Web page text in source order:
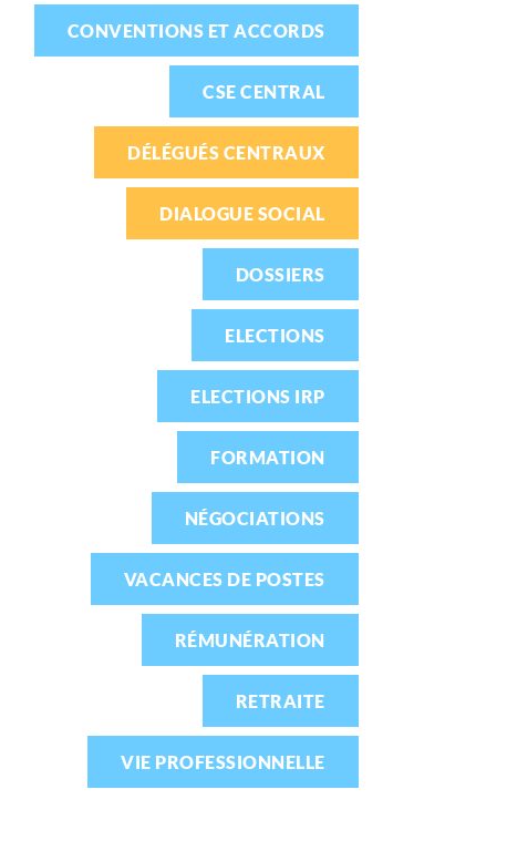
CONVENTIONS ET ACCORDS
CSE CENTRAL
DÉLÉGUÉS CENTRAUX
DIALOGUE SOCIAL
DOSSIERS
ELECTIONS
ELECTIONS IRP
FORMATION
NÉGOCIATIONS
VACANCES DE POSTES
RÉMUNÉRATION
RETRAITE
VIE PROFESSIONNELLE